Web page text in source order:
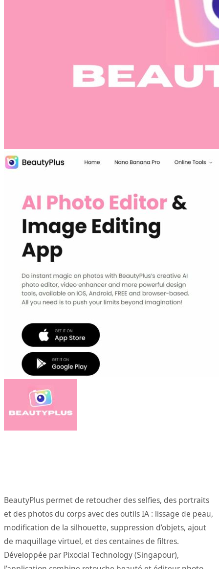
BeautyPlus permet de retoucher des selfies, des portraits
et des photos du corps avec des outils IA : lissage de peau,
modification de la silhouette, suppression d’objets, ajout
de maquillage virtuel, et des centaines de filtres.
Développée par Pixocial Technology (Singapour),